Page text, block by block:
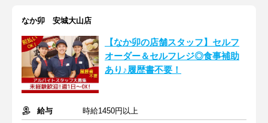
なか卯 安城大山店
【なか卯の店舗スタッフ】セルフ
オーダー＆セルフレジ◎食事補助
あり♪履歴書不要！
給与
時給1450円以上